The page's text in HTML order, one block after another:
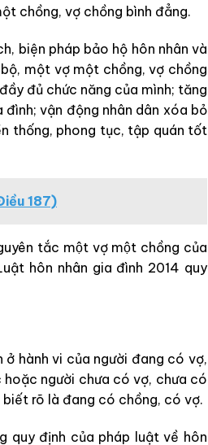
chồng, vợ chồng bình đẳng.
biện pháp bảo hộ hôn nhân và
một vợ một chồng, vợ chồng
đủ chức năng của mình; tăng
vận động nhân dân xóa bỏ
thống, phong tục, tập quán tốt
187)
tắc một vợ một chồng của
hôn nhân gia đình 2014 quy
hành vi của người đang có vợ,
người chưa có vợ, chưa có
rõ là đang có chồng, có vợ.
quy định của pháp luật về hôn